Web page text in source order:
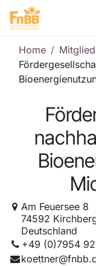
Zum Inhalt springen
Home
Am Feuersee 8
74592
Deutschland
+49 (0)7954